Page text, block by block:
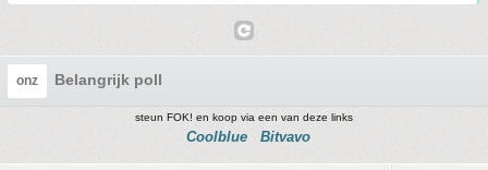
onz Belangrijk poll
steun FOK! en koop via een van deze links
Coolblue Bitvavo